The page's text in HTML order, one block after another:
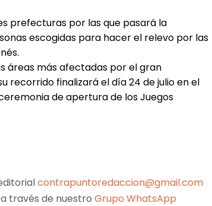
prefecturas por las que pasará la
escogidas para hacer el relevo por las
áreas más afectadas por el gran
recorrido finalizará el día 24 de julio en el
de apertura de los Juegos
contrapuntoredaccion@gmail.com
través de nuestroGrupo WhatsApp